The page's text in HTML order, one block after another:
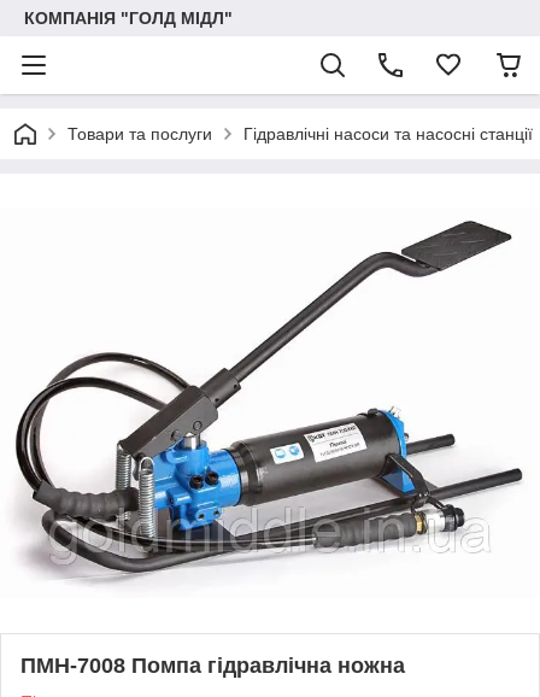
КОМПАНІЯ "ГОЛД МІДЛ"
Товари та послуги Гідравлічні насоси та насосні станції
ПМН-7008 Помпа гідравлічна ножна